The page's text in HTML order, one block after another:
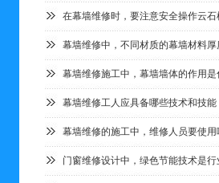
在幕墙维修时，要注意安全操作云石
幕墙维修中，不同材质的幕墙材料
幕墙维修施工中，幕墙墙体的作用是
幕墙维修工人应具备哪些技术和技能
幕墙维修的施工中，维修人员要使
门窗维修设计中，绿色节能技术是行